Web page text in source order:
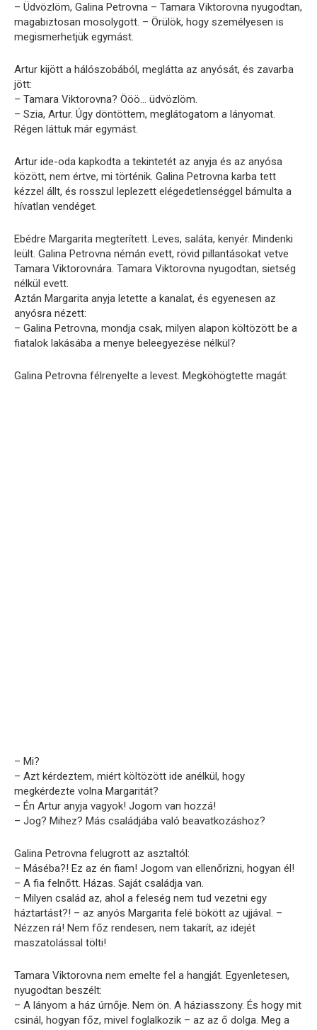
– Üdvözlöm, Galina Petrovna – Tamara Viktorovna nyugodtan,
magabiztosan mosolygott. – Örülök, hogy személyesen is
megismerhetjük egymást.
Artur kijött a hálószobából, meglátta az anyósát, és zavarba
jött:
– Tamara Viktorovna? Ööö… üdvözlöm.
– Szia, Artur. Úgy döntöttem, meglátogatom a lányomat.
Régen láttuk már egymást.
Artur ide-oda kapkodta a tekintetét az anyja és az anyósa
között, nem értve, mi történik. Galina Petrovna karba tett
kézzel állt, és rosszul leplezett elégedetlenséggel bámulta a
hívatlan vendéget.
Ebédre Margarita megterített. Leves, saláta, kenyér. Mindenki
leült. Galina Petrovna némán evett, rövid pillantásokat vetve
Tamara Viktorovnára. Tamara Viktorovna nyugodtan, sietség
nélkül evett.
Aztán Margarita anyja letette a kanalat, és egyenesen az
anyósra nézett:
– Galina Petrovna, mondja csak, milyen alapon költözött be a
fiatalok lakásába a menye beleegyezése nélkül?
Galina Petrovna félrenyelte a levest. Megköhögtette magát:
– Mi?
– Azt kérdeztem, miért költözött ide anélkül, hogy
megkérdezte volna Margaritát?
– Én Artur anyja vagyok! Jogom van hozzá!
– Jog? Mihez? Más családjába való beavatkozáshoz?
Galina Petrovna felugrott az asztaltól:
– Máséba?! Ez az én fiam! Jogom van ellenőrizni, hogyan él!
– A fia felnőtt. Házas. Saját családja van.
– Milyen család az, ahol a feleség nem tud vezetni egy
háztartást?! – az anyós Margarita felé bökött az ujjával. –
Nézzen rá! Nem főz rendesen, nem takarít, az idejét
maszatolással tölti!
Tamara Viktorovna nem emelte fel a hangját. Egyenletesen,
nyugodtan beszélt:
– A lányom a ház úrnője. Nem ön. A háziasszony. És hogy mit
csinál, hogyan főz, mivel foglalkozik – az az ő dolga. Meg a